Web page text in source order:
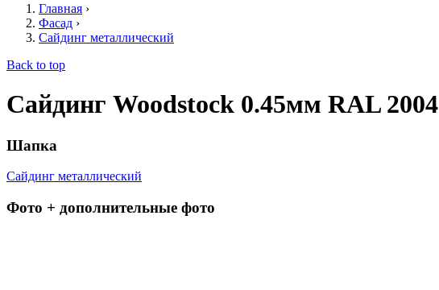
Главная ›
Фасад ›
Сайдинг металлический
Back to top
Сайдинг Woodstock 0.45мм RAL 2004
Шапка
Сайдинг металлический
Фото + дополнительные фото